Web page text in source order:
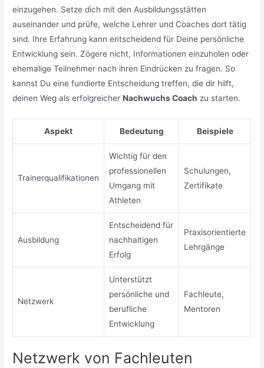
einzugehen. Setze dich mit den Ausbildungsstätten
auseinander und prüfe, welche Lehrer und Coaches dort tätig
sind. Ihre Erfahrung kann entscheidend für Deine persönliche
Entwicklung sein. Zögere nicht, Informationen einzuholen oder
ehemalige Teilnehmer nach ihren Eindrücken zu fragen. So
kannst Du eine fundierte Entscheidung treffen, die dir hilft,
deinen Weg als erfolgreicherNachwuchs Coach zu starten.
Aspekt Bedeutung Beispiele
Trainerqualifikationen
Wichtig für den
professionellen
Umgang mit
Athleten
Schulungen,
Zertifikate
Ausbildung
Entscheidend für
nachhaltigen
Erfolg
Praxisorientierte
Lehrgänge
Netzwerk
Unterstützt
persönliche und
berufliche
Entwicklung
Fachleute,
Mentoren
Netzwerk von Fachleuten